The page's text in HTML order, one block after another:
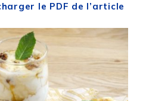
le PDF de l’article